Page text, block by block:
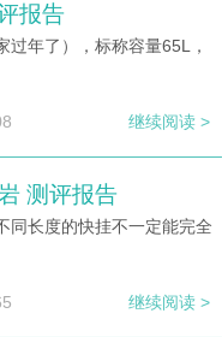
报告
年了），标称容量65L，
继续阅读 >
测评报告
长度的快挂不一定能完全
继续阅读 >